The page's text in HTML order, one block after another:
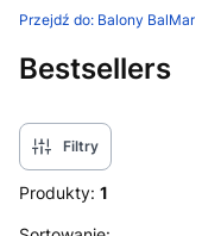
Przejdź do: Balony BalMar
Bestsellers
Filtry
Produkty: 1